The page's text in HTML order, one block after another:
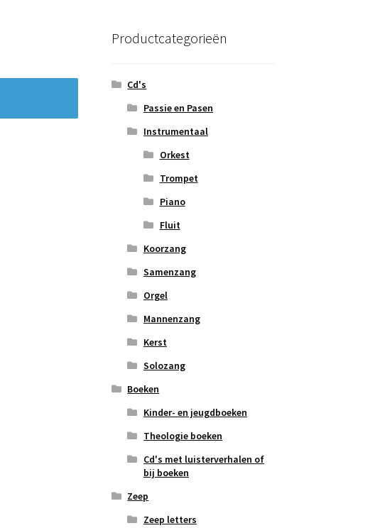
Productcategorieën
Cd's
Passie en Pasen
Instrumentaal
Orkest
Trompet
Piano
Fluit
Koorzang
Samenzang
Orgel
Mannenzang
Kerst
Solozang
Boeken
Kinder- en jeugdboeken
Theologie boeken
Cd's met luisterverhalen of
bij boeken
Zeep
Zeep letters